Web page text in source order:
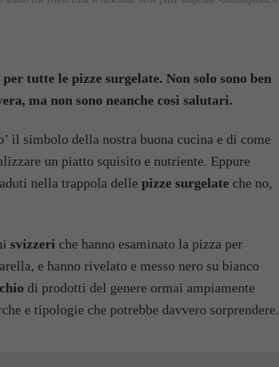
tutte le pizze surgelate. Non solo sono ben
ma non sono neanche così salutari.
il simbolo della nostra buona cucina e di come
un piatto squisito e nutriente. Eppure
nella trappola delle pizze surgelate che no,
svizzeri che hanno esaminato la pizza per
e hanno rivelato e messo nero su bianco
di prodotti del genere ormai ampiamente
e tipologie che potrebbe davvero sorprendere.